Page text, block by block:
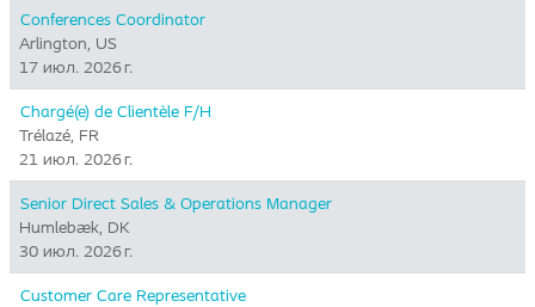
Conferences Coordinator
Arlington, US
17 июл. 2026 г.
Chargé(e) de Clientèle F/H
Trélazé, FR
21 июл. 2026 г.
Senior Direct Sales & Operations Manager
Humlebæk, DK
30 июл. 2026 г.
Customer Care Representative